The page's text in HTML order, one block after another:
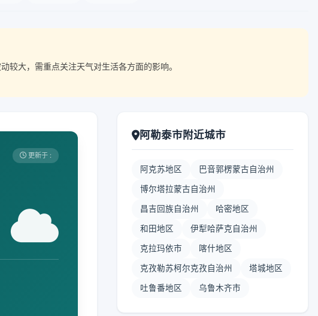
大，需重点关注天气对生活各方面的影响。
更新于 :
阿勒泰市附近城市
阿克苏地区 巴音郭楞蒙古自治州
博尔塔拉蒙古自治州
昌吉回族自治州 哈密地区
和田地区 伊犁哈萨克自治州
克拉玛依市 喀什地区
克孜勒苏柯尔克孜自治州 塔城地区
吐鲁番地区 乌鲁木齐市